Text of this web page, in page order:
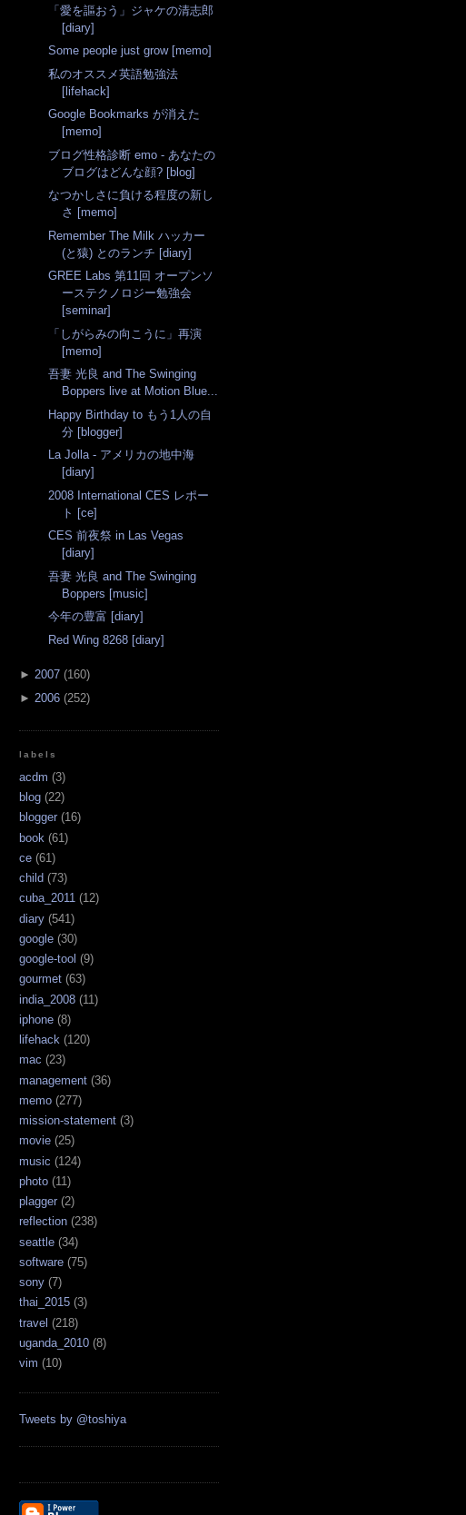
「愛を謳おう」ジャケの清志郎
[diary]
Some people just grow [memo]
私のオススメ英語勉強法
[lifehack]
Google Bookmarks が消えた
[memo]
ブログ性格診断 emo - あなたの
ブログはどんな顔? [blog]
なつかしさに負ける程度の新し
さ [memo]
Remember The Milk ハッカー
(と猿) とのランチ [diary]
GREE Labs 第11回 オープンソ
ーステクノロジー勉強会
[seminar]
「しがらみの向こうに」再演
[memo]
吾妻 光良 and The Swinging
Boppers live at Motion Blue...
Happy Birthday to もう1人の自
分 [blogger]
La Jolla - アメリカの地中海
[diary]
2008 International CES レポー
ト [ce]
CES 前夜祭 in Las Vegas
[diary]
吾妻 光良 and The Swinging
Boppers [music]
今年の豊富 [diary]
Red Wing 8268 [diary]
► 2007 (160)
► 2006 (252)
labels
acdm (3)
blog (22)
blogger (16)
book (61)
ce (61)
child (73)
cuba_2011 (12)
diary (541)
google (30)
google-tool (9)
gourmet (63)
india_2008 (11)
iphone (8)
lifehack (120)
mac (23)
management (36)
memo (277)
mission-statement (3)
movie (25)
music (124)
photo (11)
plagger (2)
reflection (238)
seattle (34)
software (75)
sony (7)
thai_2015 (3)
travel (218)
uganda_2010 (8)
vim (10)
Tweets by @toshiya